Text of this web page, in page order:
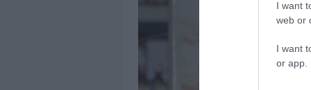
I want
web or
I want
or app.